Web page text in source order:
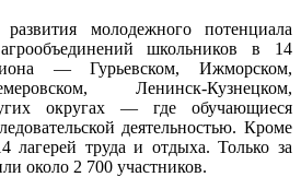
молодежного потенциала
школьников в 14
— Гурьевском, Ижморском,
Ленинск-Кузнецком,
округах — где обучающиеся
деятельностью. Кроме
лагерей труда и отдыха. Только за
около 2 700 участников.